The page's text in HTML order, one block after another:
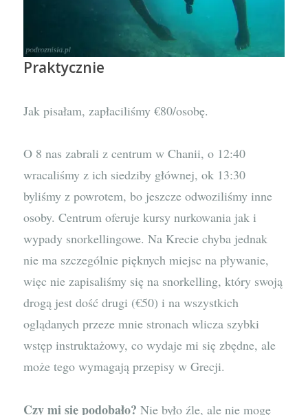
Praktycznie
Jak pisałam, zapłaciliśmy €80/osobę.
O 8 nas zabrali z centrum w Chanii, o 12:40
wracaliśmy z ich siedziby głównej, ok 13:30
byliśmy z powrotem, bo jeszcze odwoziliśmy inne
osoby. Centrum oferuje kursy nurkowania jak i
wypady snorkellingowe. Na Krecie chyba jednak
nie ma szczególnie pięknych miejsc na pływanie,
więc nie zapisaliśmy się na snorkelling, który swoją
drogą jest dość drugi (€50) i na wszystkich
oglądanych przeze mnie stronach wlicza szybki
wstęp instruktażowy, co wydaje mi się zbędne, ale
może tego wymagają przepisy w Grecji.
Czy mi się podobało? Nie było źle, ale nie mogę